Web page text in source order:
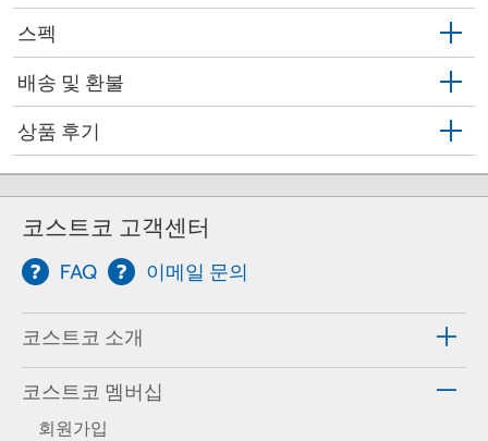
스펙
배송 및 환불
상품 후기
코스트코 고객센터
FAQ 이메일 문의
코스트코 소개
코스트코 멤버십
회원가입